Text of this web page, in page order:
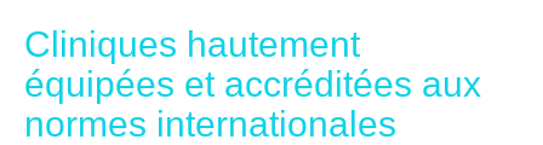
Cliniques hautement
équipées et accréditées aux
normes internationales